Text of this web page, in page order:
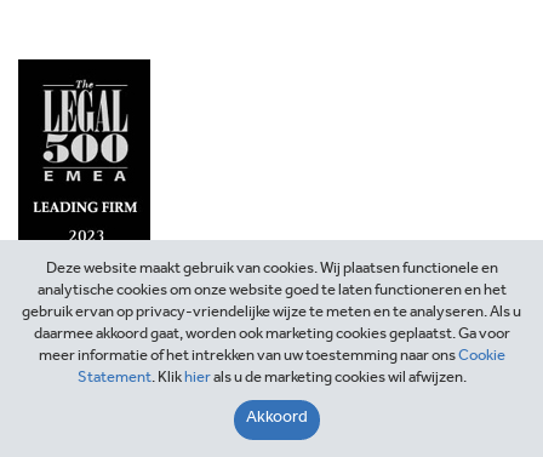
©2026 SOLV Advocaten
Deze website maakt gebruik van cookies. Wij plaatsen functionele en
analytische cookies om onze website goed te laten functioneren en het
gebruik ervan op privacy-vriendelijke wijze te meten en te analyseren. Als u
daarmee akkoord gaat, worden ook marketing cookies geplaatst. Ga voor
meer informatie of het intrekken van uw toestemming naar onsCookie
Statement. Klikhierals u de marketing cookies wil afwijzen.
Akkoord